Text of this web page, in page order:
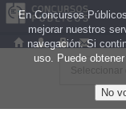
En Concursos
mejorar nuestros
navegación. Si
uso. Puede